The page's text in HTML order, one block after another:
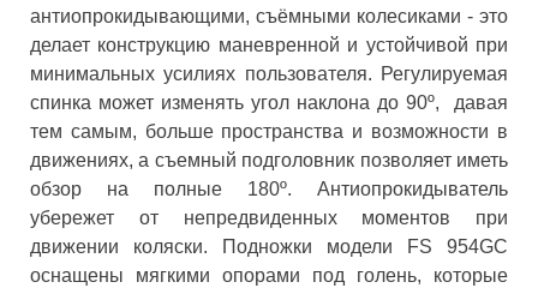
антиопрокидывающими, съёмными колесиками - это
делает конструкцию маневренной и устойчивой при
минимальных усилиях пользователя. Регулируемая
спинка может изменять угол наклона до 90º, давая
тем самым, больше пространства и возможности в
движениях, а съемный подголовник позволяет иметь
обзор на полные 180º. Антиопрокидыватель
убережет от непредвиденных моментов при
движении коляски. Подножки модели FS 954GC
оснащены мягкими опорами под голень, которые